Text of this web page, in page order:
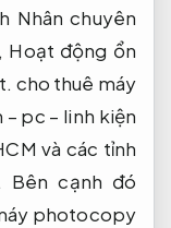
Nhân chuyên
Hoạt động ổn
cho thuê máy
– pc – linh kiện
và các tỉnh
Bên cạnh đó
photocopy